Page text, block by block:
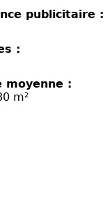
publicitaire :
:
moyenne :
m²